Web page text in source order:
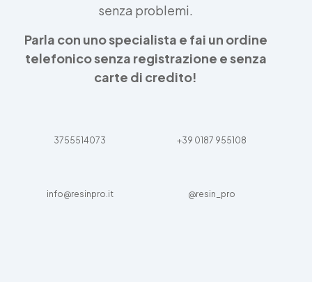
senza problemi.
Parla con uno specialista e fai un ordine
telefonico senza registrazione e senza
carte di credito!
3755514073 +39 0187 955108
info@resinpro.it @resin_pro